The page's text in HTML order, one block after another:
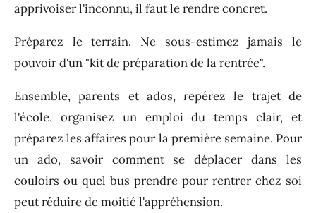
apprivoiser l'inconnu, il faut le rendre concret.
Préparez le terrain. Ne sous-estimez jamais le
pouvoir d'un "kit de préparation de la rentrée".
Ensemble, parents et ados, repérez le trajet de
l'école, organisez un emploi du temps clair, et
préparez les affaires pour la première semaine. Pour
un ado, savoir comment se déplacer dans les
couloirs ou quel bus prendre pour rentrer chez soi
peut réduire de moitié l'appréhension.